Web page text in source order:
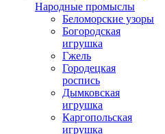
Народные промыслы
Беломорские узоры
Богородская
игрушка
Гжель
Городецкая
роспись
Дымковская
игрушка
Каргопольская
игрушка